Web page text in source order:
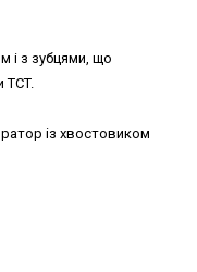
і з зубцями, що
TCT.
із хвостовиком